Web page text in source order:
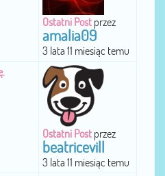
Ostatni Post przez
amalia09
3 lata 11 miesiąc temu
Ostatni Post przez
beatricevill
3 lata 11 miesiąc temu